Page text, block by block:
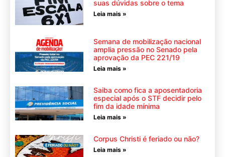
suas dúvidas sobre o tema
Leia mais »
Semana de mobilização nacional
amplia pressão no Senado pela
aprovação da PEC 221/19
Leia mais »
Saiba como fica a aposentadoria
especial após o STF decidir pelo
fim da idade mínima
Leia mais »
Corpus Christi é feriado ou não?
Leia mais »